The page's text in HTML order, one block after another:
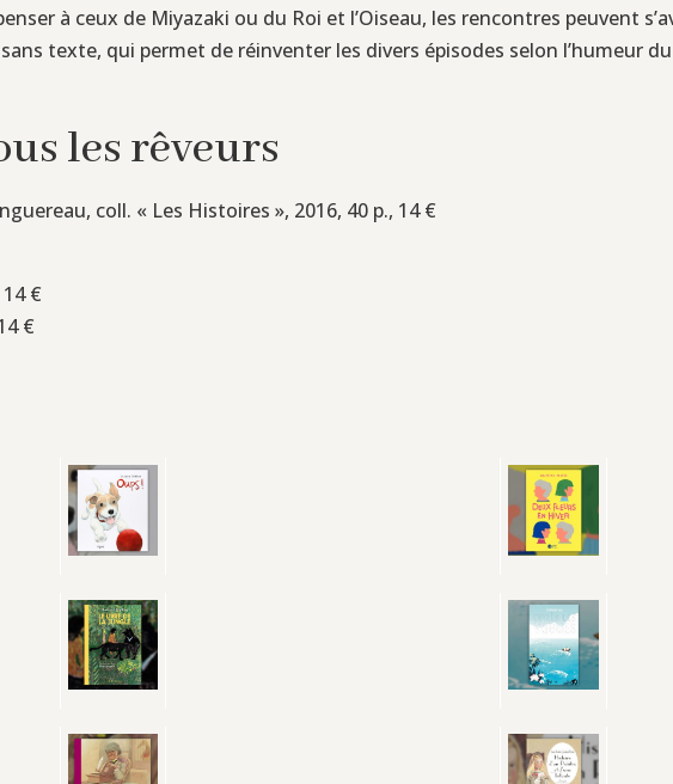
à ceux de Miyazaki ou du Roi et l’Oiseau, les rencontres peuvent
texte, qui permet de réinventer les divers épisodes selon l’humeur
les rêveurs
coll. « Les Histoires », 2016, 40 p., 14 €
€
€